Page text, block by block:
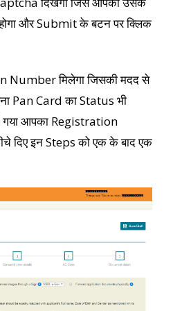
और Submit के बटन पर क्लिक
Number मिलेगा जिसकी मदद से
Pan Card का Status भी
गया आपका Registration
दिए इन Steps को एक के बाद एक